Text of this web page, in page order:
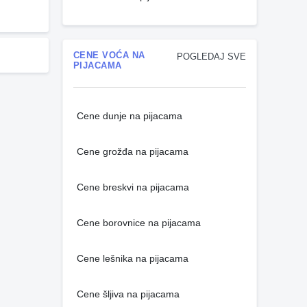
POGLEDAJ SVE
CENE VOĆA NA
PIJACAMA
Cene dunje na pijacama
Cene grožđa na pijacama
Cene breskvi na pijacama
Cene borovnice na pijacama
Cene lešnika na pijacama
Cene šljiva na pijacama